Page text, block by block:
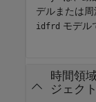
デルまたは
idfrd モデル
時間領
ジェク